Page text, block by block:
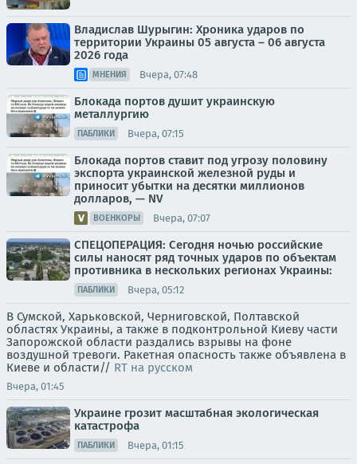
Владислав Шурыгин: Хроника ударов по
территории Украины 05 августа – 06 августа
2026 года
МНЕНИЯ Вчера, 07:48
Блокада портов душит украинскую
металлургию
ПАБЛИКИ Вчера, 07:15
Блокада портов ставит под угрозу половину
экспорта украинской железной руды и
приносит убытки на десятки миллионов
долларов, — NV
ВОЕНКОРЫ Вчера, 07:07
СПЕЦОПЕРАЦИЯ: Сегодня ночью российские
силы наносят ряд точных ударов по объектам
противника в нескольких регионах Украины:
ПАБЛИКИ Вчера, 05:12
В Сумской, Харьковской, Черниговской, Полтавской
областях Украины, а также в подконтрольной Киеву части
Запорожской области раздались взрывы на фоне
воздушной тревоги. Ракетная опасность также объявлена в
Киеве и области// RT на русском
Вчера, 01:45
Украине грозит масштабная экологическая
катастрофа
ПАБЛИКИ Вчера, 01:15